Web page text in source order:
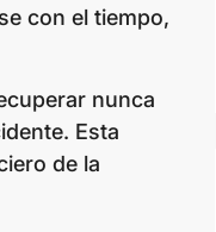
con el tiempo,
nunca
Esta
de la